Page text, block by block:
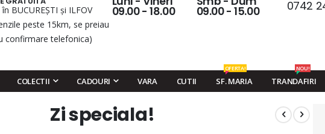
BUCUREȘTI și ILFOV
peste 15km, se preiau
confirmare telefonica)
09.00 - 18.00 09.00 - 15.00 0742
COLECTII CADOURI VARA CUTII SF. MARIA
OFERTA!
TRANDAFIRI
NOU!
SkipZi speciala!